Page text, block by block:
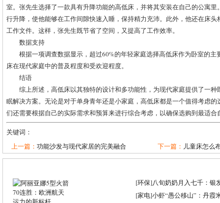
室。张先生选择了一款具有升降功能的高低床，并将其安装在自己的公寓
行升降，使他能够在工作间隙快速入睡，保持精力充沛。此外，他还在床
工作文件。这样，张先生既节省了空间，又提高了工作效率。
数据支持
根据一项调查数据显示，超过60%的年轻家庭选择高低床作为卧室的
床在现代家庭中的普及程度和受欢迎程度。
结语
综上所述，高低床以其独特的设计和多功能性，为现代家庭提供了一
眠解决方案。无论是对于单身青年还是小家庭，高低床都是一个值得考虑
们还需要根据自己的实际需求和预算来进行综合考虑，以确保选购到最适合
关键词：
上一篇： 功能沙发与现代家居的完美融合 下一篇： 儿童床怎么
[环保]八旬奶奶月入七千：银
[家电]小虾“愚公移山”：丹霞